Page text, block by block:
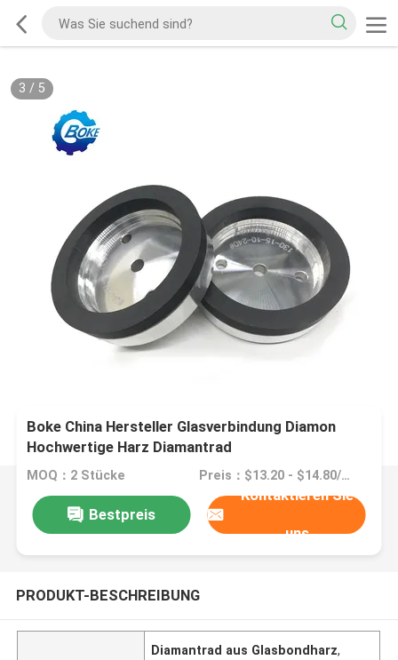
3 / 5
Boke China Hersteller Glasverbindung Diamon
Hochwertige Harz Diamantrad
MOQ：2 Stücke Preis：$13.20 - $14.80/pieces
Bestpreis
Kontaktieren Sie
uns
PRODUKT-BESCHREIBUNG
Diamantrad aus Glasbondharz,